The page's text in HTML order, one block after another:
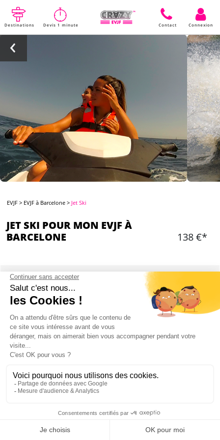
Destinations Devis 1 minute Contact Connexion
EVJF > EVJF à Barcelone > Jet Ski
JET SKI POUR MON EVJF À
BARCELONE
138 €*
CONTENU
Location Jet Ski
2 personnes par Jet Ski - 20 minutes de conduite
L'équipement de sécurité
Séance d'information sur la navigation
L'activité a lieu à Badalone ou à Barcelone
Mon EVJF à Barcelone